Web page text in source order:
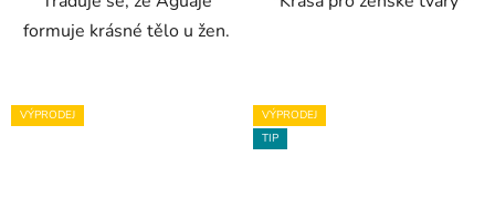
formuje krásné tělo u žen.
VÝPRODEJ
VÝPRODEJ
TIP